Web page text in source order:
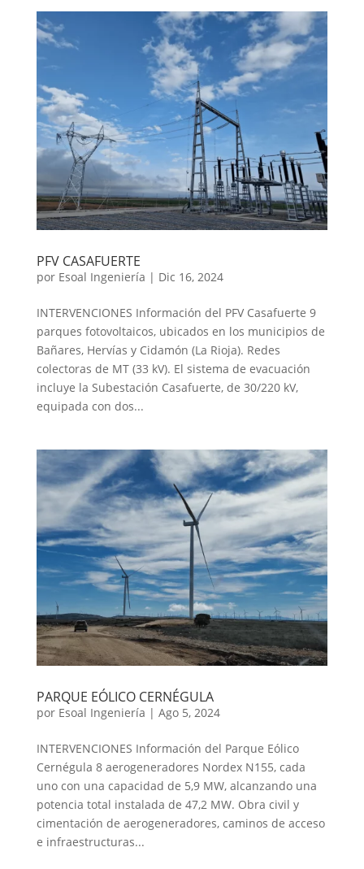
PFV CASAFUERTE
por Esoal Ingeniería | Dic 16, 2024
INTERVENCIONES Información del PFV Casafuerte 9
parques fotovoltaicos, ubicados en los municipios de
Bañares, Hervías y Cidamón (La Rioja). Redes
colectoras de MT (33 kV). El sistema de evacuación
incluye la Subestación Casafuerte, de 30/220 kV,
equipada con dos...
PARQUE EÓLICO CERNÉGULA
por Esoal Ingeniería | Ago 5, 2024
INTERVENCIONES Información del Parque Eólico
Cernégula 8 aerogeneradores Nordex N155, cada
uno con una capacidad de 5,9 MW, alcanzando una
potencia total instalada de 47,2 MW. Obra civil y
cimentación de aerogeneradores, caminos de acceso
e infraestructuras...